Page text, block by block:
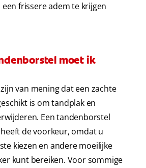
frissere adem te krijgen
moet ik
van mening dat een zachte
is om tandplak en
Een tandenborstel
de voorkeur, omdat u
kiezen en andere moeilijke
kunt bereiken. Voor sommige